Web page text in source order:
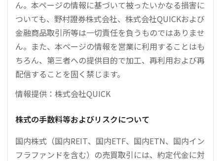
ん。本ページの情報に基づいて被ったいかなる損害に
ついても、野村證券株式会社、株式会社QUICKおよび
金融商品取引所等は一切責任を負うものではありませ
ん。また、本ページの情報を営業に利用することはも
ちろん、第三者への提供目的で加工、再利用および再
配信することを固く禁じます。
情報提供：株式会社QUICK
株式の手数料等およびリスクについて
国内株式（国内REIT、国内ETF、国内ETN、国内イン
フラファンドを含む）の売買取引には、約定代金に対